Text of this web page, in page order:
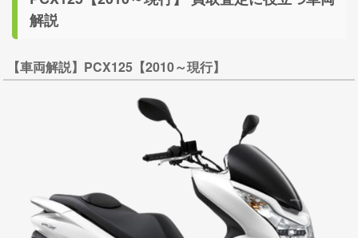
解説
【車両解説】PCX125【2010～現行】